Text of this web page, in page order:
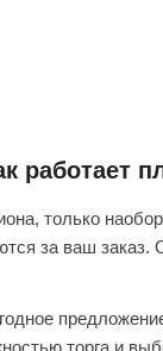
работает
только
за ваш заказ.
торга и